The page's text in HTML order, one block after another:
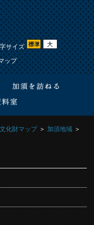
サイズ
ップ
化財マップ＞ 加須地域 ＞